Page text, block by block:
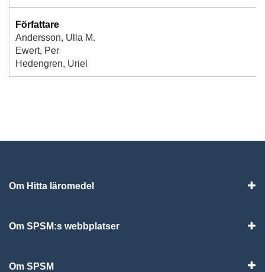
Författare
Andersson, Ulla M.
Ewert, Per
Hedengren, Uriel
Om Hitta läromedel
Om SPSM:s webbplatser
Om SPSM